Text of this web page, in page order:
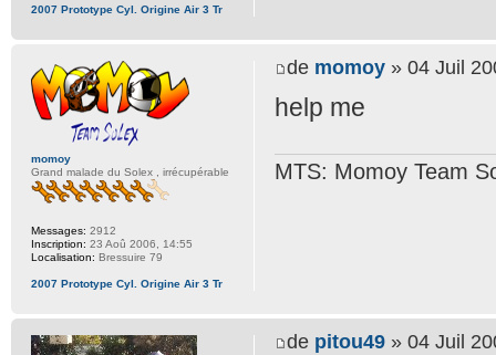
2007 Prototype Cyl. Origine Air 3 Tr
de momoy » 04 Juil
help me
MTS: Momoy Team
momoy
Grand malade du Solex , irrécupérable
Messages: 2912
Inscription: 23 Aoû 2006, 14:55
Localisation: Bressuire 79
2007 Prototype Cyl. Origine Air 3 Tr
de pitou49 » 04 Juil